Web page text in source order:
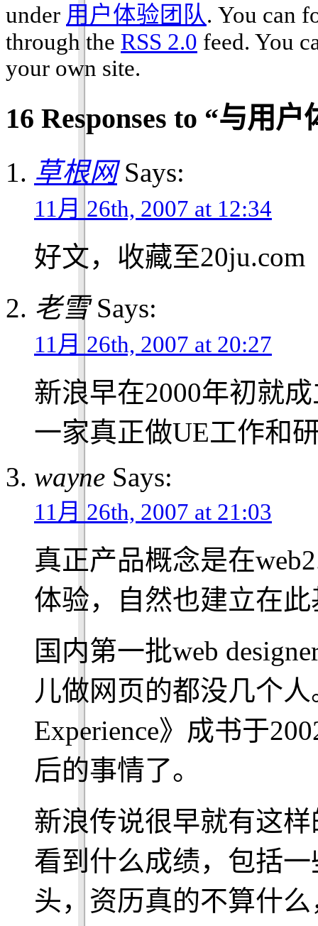
under 用户体验团队. You can
through the RSS 2.0 feed. You
your own site.
16 Responses to “与用
草根网Says:
11月 26th, 2007 at 12:34
好文，收藏至20ju.com
老雪Says:
11月 26th, 2007 at 20:27
新浪早在2000年初就
一家真正做UE工作和
wayne Says:
11月 26th, 2007 at 21:03
真正产品概念是在
体验，自然也建立在
国内第一批web
儿做网页的都没几个人
Experience》成书于
后的事情了。
新浪传说很早就有这
看到什么成绩，包括
头，资历真的不算什